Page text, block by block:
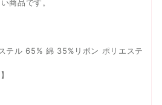
商品です。
テル 65% 綿 35%リボン ポリエステ